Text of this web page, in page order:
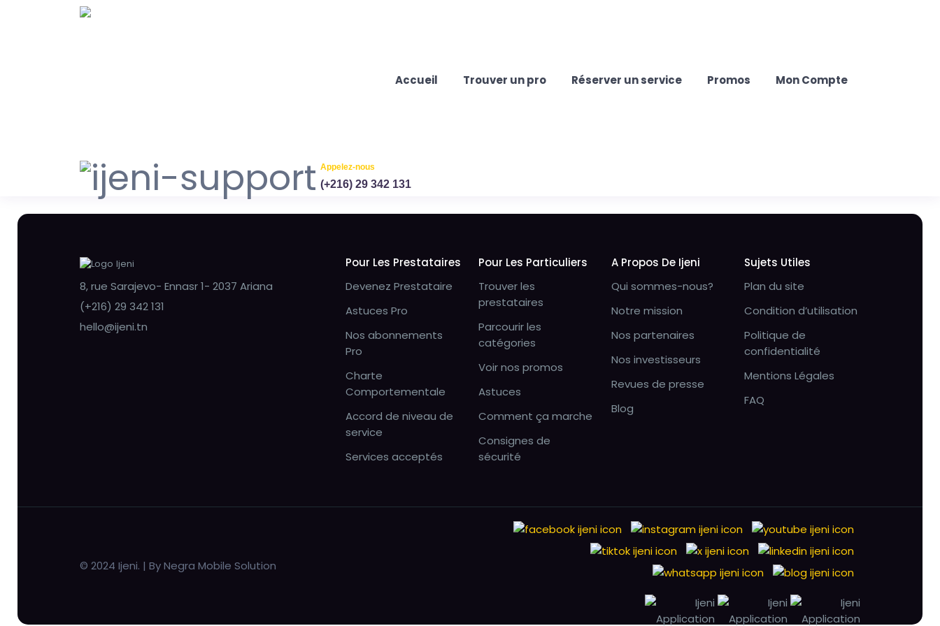
Accueil Trouver un pro Réserver un service Promos Mon Compte
Appelez-nous
(+216) 29 342 131
8, rue Sarajevo- Ennasr 1- 2037 Ariana
(+216) 29 342 131
hello@ijeni.tn
Pour Les Prestataires
Devenez Prestataire
Astuces Pro
Nos abonnements
Pro
Charte
Comportementale
Accord de niveau de
service
Services acceptés
Pour Les Particuliers
Trouver les
prestataires
Parcourir les
catégories
Voir nos promos
Astuces
Comment ça marche
Consignes de
sécurité
A Propos De Ijeni
Qui sommes-nous?
Notre mission
Nos partenaires
Nos investisseurs
Revues de presse
Blog
Sujets Utiles
Plan du site
Condition d’utilisation
Politique de
confidentialité
Mentions Légales
FAQ
© 2024 Ijeni. | By Negra Mobile Solution